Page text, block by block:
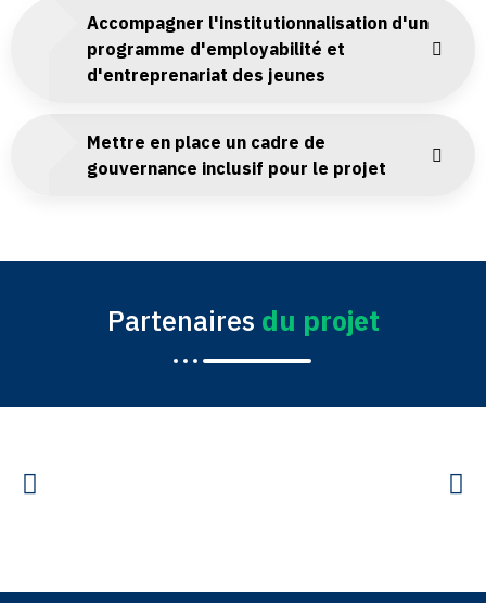
Accompagner l'institutionnalisation d'un
programme d'employabilité et
d'entreprenariat des jeunes
Mettre en place un cadre de
gouvernance inclusif pour le projet
Partenaires du projet